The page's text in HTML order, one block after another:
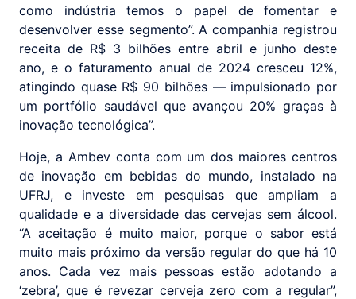
como indústria temos o papel de fomentar e
desenvolver esse segmento”. A companhia registrou
receita de R$ 3 bilhões entre abril e junho deste
ano, e o faturamento anual de 2024 cresceu 12%,
atingindo quase R$ 90 bilhões — impulsionado por
um portfólio saudável que avançou 20% graças à
inovação tecnológica”.
Hoje, a Ambev conta com um dos maiores centros
de inovação em bebidas do mundo, instalado na
UFRJ, e investe em pesquisas que ampliam a
qualidade e a diversidade das cervejas sem álcool.
“A aceitação é muito maior, porque o sabor está
muito mais próximo da versão regular do que há 10
anos. Cada vez mais pessoas estão adotando a
‘zebra’, que é revezar cerveja zero com a regular”,